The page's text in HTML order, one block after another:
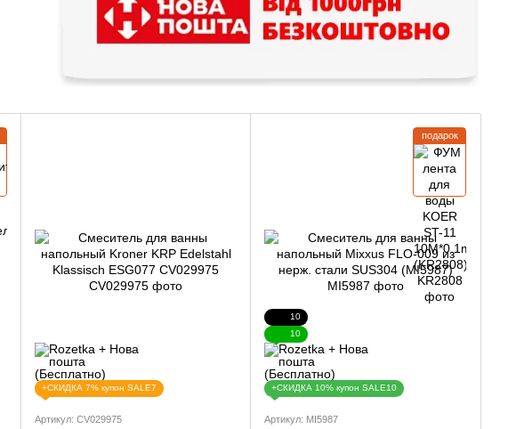
+СКИДКА 7% купон SALE7
Артикул: CV029975
подарок
10
10
+СКИДКА 10% купон SALE10
Артикул: MI5987